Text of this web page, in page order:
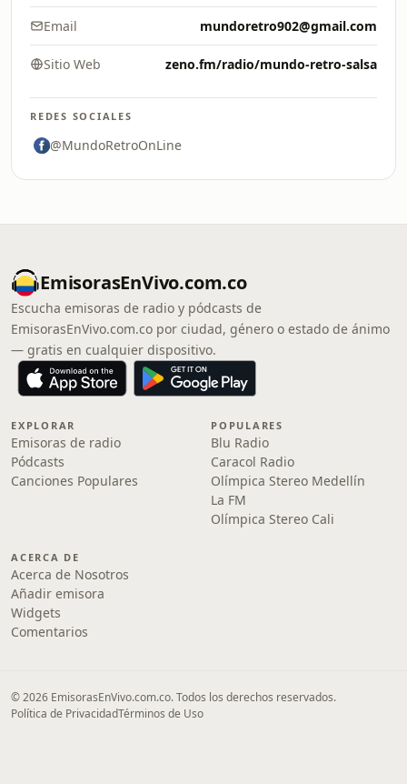
Email mundoretro902@gmail.com
Sitio Web zeno.fm/radio/mundo-retro-salsa
REDES SOCIALES
@MundoRetroOnLine
EmisorasEnVivo.com.co
Escucha emisoras de radio y pódcasts de
EmisorasEnVivo.com.co por ciudad, género o estado de ánimo
— gratis en cualquier dispositivo.
EXPLORAR
Emisoras de radio
Pódcasts
Canciones Populares
POPULARES
Blu Radio
Caracol Radio
Olímpica Stereo Medellín
La FM
Olímpica Stereo Cali
ACERCA DE
Acerca de Nosotros
Añadir emisora
Widgets
Comentarios
© 2026 EmisorasEnVivo.com.co. Todos los derechos reservados.
Política de PrivacidadTérminos de Uso